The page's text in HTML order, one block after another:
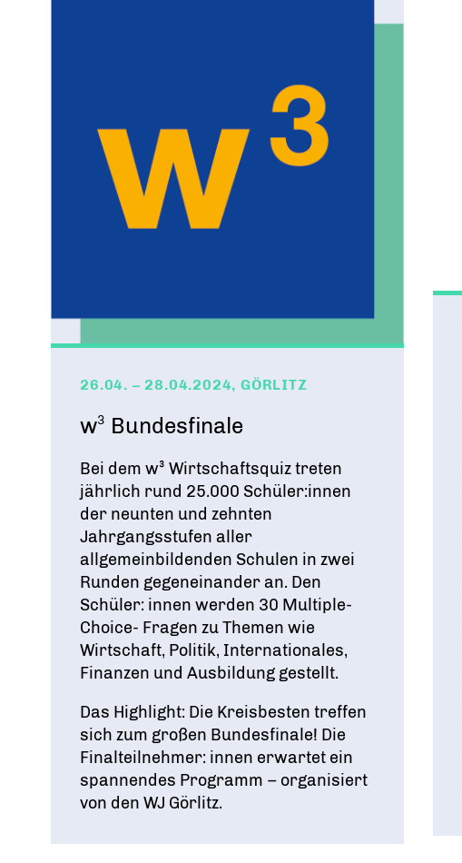
26.04. – 28.04.2024, GÖRLITZ
w³ Bundesfinale
Bei dem w³ Wirtschaftsquiz treten
jährlich rund 25.000 Schüler:innen
der neunten und zehnten
Jahrgangsstufen aller
allgemeinbildenden Schulen in zwei
Runden gegeneinander an. Den
Schüler: innen werden 30 Multiple-
Choice- Fragen zu Themen wie
Wirtschaft, Politik, Internationales,
Finanzen und Ausbildung gestellt.
Das Highlight: Die Kreisbesten treffen
sich zum großen Bundesfinale! Die
Finalteilnehmer: innen erwartet ein
spannendes Programm – organisiert
von den WJ Görlitz.